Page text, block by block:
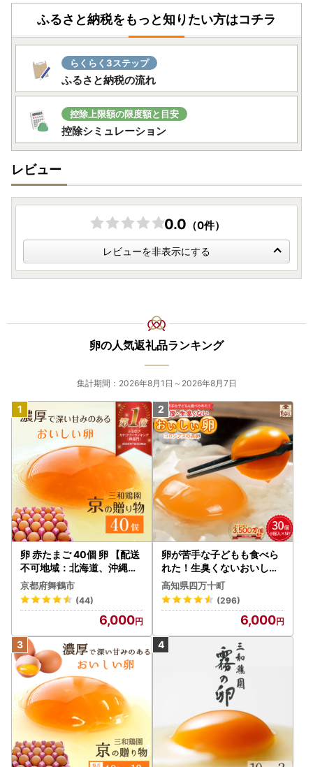
絶つといった事例もございます。
横須賀市および「ふるなび」が、寄附者様へ個別にSNSやLI
NE等でご連絡し、キャッシュバックを提案したり金銭の送
金や寄附を依頼することは一切ございません。
不審な連絡を受けた場合は、送金・個人情報の入力・リンク
のクリック等は決して行わず、速やかに送信元をブロック・
削除してください。
横須賀市の返礼品をかたる悪質な行為に、くれぐれもご注意
くださいますようお願い申し上げます。
【書類の発送について】
返礼品とは別に30日以内に発送いたします。
なお、ワンストップ特例申請書は、ご要望の寄附者様のみ同
・長期不在などでお受け取りができない期間がある場合は、
備考欄に必ずご入力ください。原則、再送はいたしかねま
問い合わせ窓口』までご連絡ください。
※令和5年6月1日発送分より、ヤマト運輸・転送サービスの
有料化が発表されております。転送の際は、ご注意くださ
い。
お届け先が変更となる場合は、事前に問い合わせ窓口へご連
絡をお願いいたします。
【ワンストップ申請について】
当自治体は、スマートフォンによるワンストップ特例申請
（自治体マイページ)を受け付けております。
マイナンバーカードをお持ちの場合は、便利なスマートフォ
ンによるワンストップ特例申請（自治体マイページ)をご利
用いただけますと幸いでございます。
詳しくは横須賀市よりお届けのご案内書をご覧くださいま
【個人情報の取り扱いについて】
お寄せいただいた個人情報は、寄附金の受付、入金及び返礼
品発送に係る確認・連絡、各種お問い合わせ、寄附の使い道
のお知らせの広報等に利用するものであり、それ以外の目的
で使用するものではありません。
返礼品発送に関して、必要最低限の範囲において返礼品取扱
い事業者に通知します。
ふるさと納税をもっと知りたい方はコチラ
らくらく3ステップ
ふるさと納税の流れ
控除上限額の限度額と目安
控除シミュレーション
レビュー
0.0 （0件）
レビューを非表示にする
卵の人気返礼品ランキング
集計期間：2026年8月1日～2026年8月7日
卵 赤たまご 40個 卵 【配送
不可地域：北海道、沖縄、
離島】
京都府舞鶴市
(44)
6,000
卵が苦手な子どもも食べら
れた！生臭くないおいしい
卵 6個入×5P たまご ／Gbn
-A03
高知県四万十町
(296)
6,000